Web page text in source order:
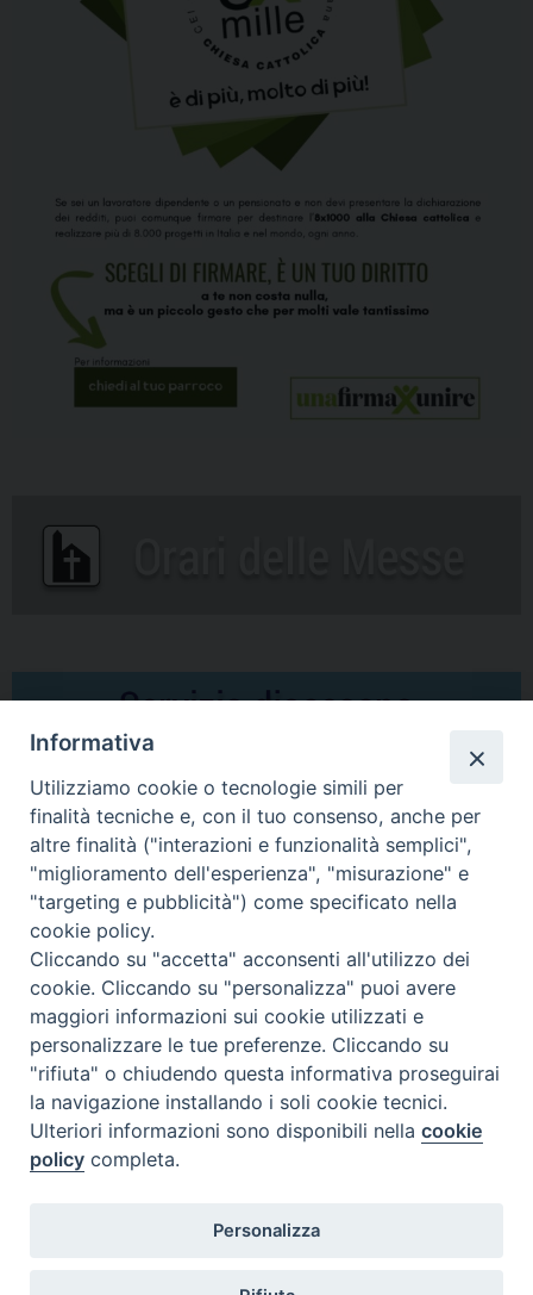
Comunicati Stampa
Il cordoglio dei Vescovi di Puglia per la morte di S.E.R. Mons. Agostino
Superbo
Nasce la Consulta Diocesana delle Aggregazioni Laicali di Castellaneta
Archivio comunicati stampa
2026 © Diocesi di Castellaneta
Informativa
Utilizziamo cookie o tecnologie simili per
finalità tecniche e, con il tuo consenso, anche per
altre finalità ("interazioni e funzionalità semplici",
"miglioramento dell'esperienza", "misurazione" e
"targeting e pubblicità") come specificato nella
cookie policy.
Cliccando su "accetta" acconsenti all'utilizzo dei
cookie. Cliccando su "personalizza" puoi avere
maggiori informazioni sui cookie utilizzati e
personalizzare le tue preferenze. Cliccando su
"rifiuta" o chiudendo questa informativa proseguirai
la navigazione installando i soli cookie tecnici.
Ulteriori informazioni sono disponibili nellacookie
policy completa.
Personalizza